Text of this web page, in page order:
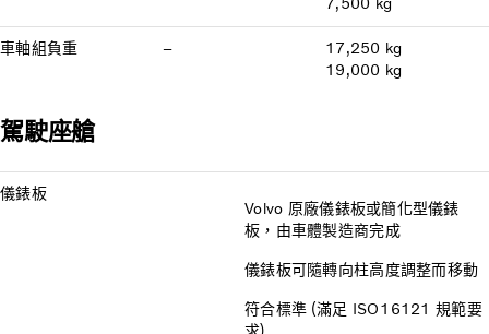
7,500 kg
車軸組負重 –
17,250 kg
19,000 kg
駕駛座艙
儀錶板
Volvo 原廠儀錶板或簡化型儀錶
板，由車體製造商完成
儀錶板可隨轉向柱高度調整而移動
符合標準 (滿足 ISO16121 規範要